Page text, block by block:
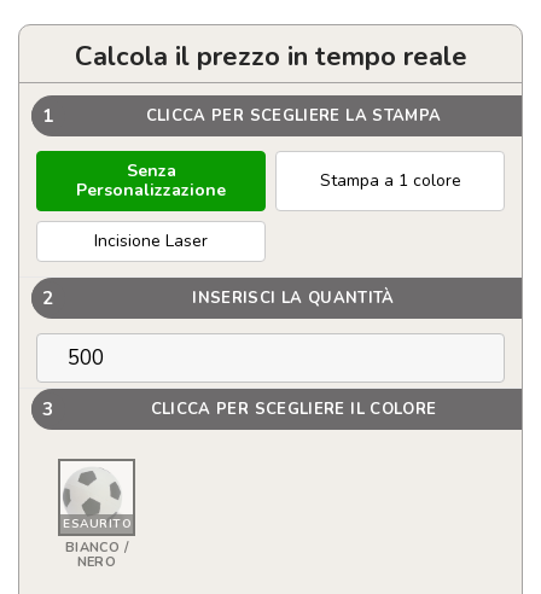
Calcola il prezzo in tempo reale
1 CLICCA PER SCEGLIERE LA STAMPA
Senza
Personalizzazione
Stampa a 1 colore
Incisione Laser
2 INSERISCI LA QUANTITÀ
3 CLICCA PER SCEGLIERE IL COLORE
ESAURITO
BIANCO /
NERO